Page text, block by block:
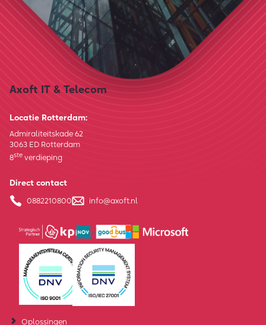
Axoft IT & Telecom
Locatie Rotterdam:
Admiraliteitskade 62
3063 ED Rotterdam
8ste verdieping
Direct contact
0882210800 info@axoft.nl
Oplossingen